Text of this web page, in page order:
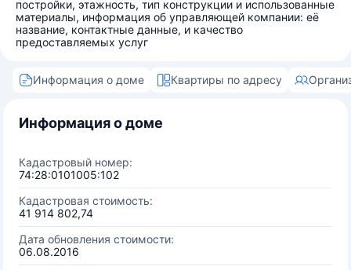
постройки, этажность, тип конструкции и использованные
материалы, информация об управляющей компании: её
название, контактные данные, и качество
предоставляемых услуг
Информация о доме Квартиры по адресу
Информация о доме
Кадастровый номер:
74:28:0101005:102
Кадастровая стоимость:
41 914 802,74
Дата обновления стоимости:
06.08.2016